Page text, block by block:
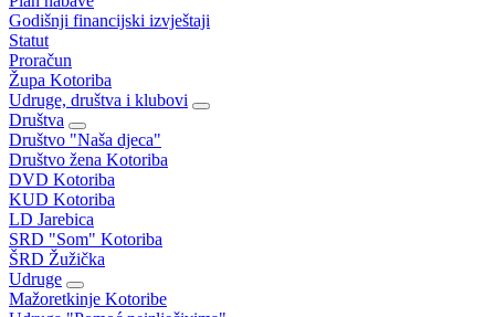
Godišnji financijski izvještaji
Statut
Proračun
Župa Kotoriba
Udruge, društva i klubovi
Društva
Društvo "Naša djeca"
Društvo žena Kotoriba
DVD Kotoriba
KUD Kotoriba
LD Jarebica
SRD "Som" Kotoriba
ŠRD Žužička
Udruge
Mažoretkinje Kotoribe